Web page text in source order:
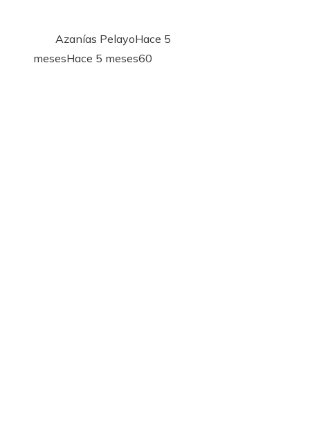
Azanías PelayoHace 5
mesesHace 5 meses60